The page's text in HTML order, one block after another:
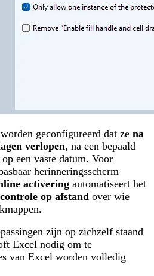
geconfigureerd dat ze na
verlopen, na een bepaald
een vaste datum. Voor
herinneringsscherm
activering automatiseert het
controle op afstand over wie
zijn op zichzelf staand
Excel nodig om te
van Excel worden volledig